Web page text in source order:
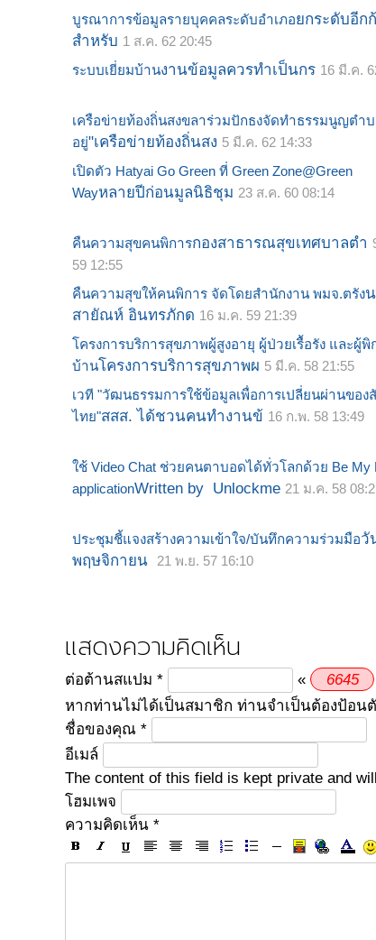
บูรณาการข้อมูลรายบุคคลระดับอำเภอยกระดับอีก
สำหรับ 1 ส.ค. 62 20:45
ระบบเยี่ยมบ้านงานข้อมูลควรทำเป็นกร 16 มี.ค.
เครือข่ายท้องถิ่นสงขลาร่วมปักธงจัดทำธรรมนูญตำ
อยู่"เครือข่ายท้องถิ่นสง 5 มี.ค. 62 14:33
เปิดตัว Hatyai Go Green ที่ Green Zone@Green
Wayหลายปีก่อนมูลนิธิชุม 23 ส.ค. 60 08:14
คืนความสุขคนพิการกองสาธารณสุขเทศบาลตำ
59 12:55
คืนความสุขให้คนพิการ จัดโดยสำนักงาน พมจ.ตรัง
สายัณห์ อินทรภักด 16 ม.ค. 59 21:39
โครงการบริการสุขภาพผู้สูงอายุ ผู้ป่วยเรื้อรัง และผู้พิ
บ้านโครงการบริการสุขภาพผ 5 มี.ค. 58 21:55
เวที "วัฒนธรรมการใช้ข้อมูลเพื่อการเปลี่ยนผ่านของ
ไทย"สสส. ได้ชวนคนทำงานข้ 16 ก.พ. 58 13:49
ใช้ Video Chat ช่วยคนตาบอดได้ทั่วโลกด้วย Be My
applicationWritten by Unlockme 21 ม.ค. 58
ประชุมชี้แจงสร้างความเข้าใจ/บันทึกความร่วมมือวั
พฤษจิกายน
21 พ.ย. 57 16:10
แสดงความคิดเห็น
ต่อต้านสแปม * « 6645
หากท่านไม่ได้เป็นสมาชิก ท่านจำเป็นต้องป้อน
ชื่อของคุณ *
อีเมล์
The content of this field is kept private and
โฮมเพจ
ความคิดเห็น *